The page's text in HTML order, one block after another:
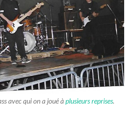
avec qui on a joué àplusieurs reprises.